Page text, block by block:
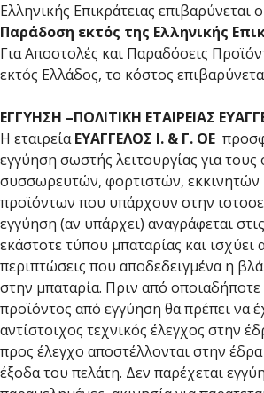
Ελληνικής Επικράτειας επιβαρύνεται
Παράδοση εκτός της Ελληνικής
Για Αποστολές και Παραδόσεις
εκτός Ελλάδος, το κόστος
ΕΓΓΥΗΣΗ –ΠΟΛΙΤΙΚΗ ΕΤΑΙΡΕΙΑΣ
Η εταιρείαΕΥΑΓΓΕΛΟΣ Ι. & Γ. ΟΕ
εγγύηση σωστής λειτουργίας για
συσσωρευτών, φορτιστών, εκκινητών
προϊόντων που υπάρχουν στην
εγγύηση (αν υπάρχει) αναγράφεται
εκάστοτε τύπου μπαταρίας και ισχύει
περιπτώσεις που αποδεδειγμένα η
στην μπαταρία. Πριν από οποιαδήποτε
προϊόντος από εγγύηση θα πρέπει να
αντίστοιχος τεχνικός έλεγχος στην
προς έλεγχο αποστέλλονται στην
έξοδα του πελάτη. Δεν παρέχεται